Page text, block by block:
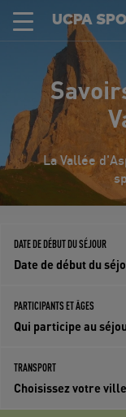
UCPA
La Vallée
DATE DE DÉBUT DU SÉJOUR
Date de début du
PARTICIPANTS ET ÂGES
Qui participe au
TRANSPORT
Choisissez votre